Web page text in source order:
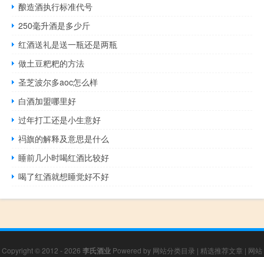
酿造酒执行标准代号
250毫升酒是多少斤
红酒送礼是送一瓶还是两瓶
做土豆粑粑的方法
圣芝波尔多aoc怎么样
白酒加盟哪里好
过年打工还是小生意好
祃旗的解释及意思是什么
睡前几小时喝红酒比较好
喝了红酒就想睡觉好不好
Copyright © 2012 - 2026 李氏酒业 Powered by 网站分类目录 | 精选推荐文章 | 网站